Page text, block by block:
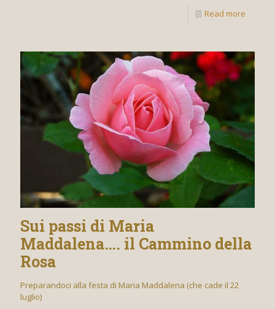
Read more
Sui passi di Maria
Maddalena…. il Cammino della
Rosa
Preparandoci alla festa di Maria Maddalena (che cade il 22
luglio)